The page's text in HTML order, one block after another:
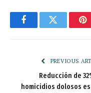
FacebookTwitter
PREVIOUS
Reducción de
homicidios dolosos